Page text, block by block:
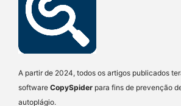
A partir de 2024, todos os artigos publicados
software CopySpider para fins de prevenção
autoplágio.